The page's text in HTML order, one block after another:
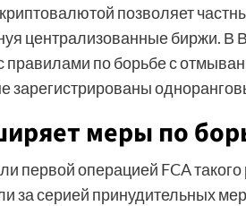
позволяет
централизованные биржи. В
правилами по борьбе с
зарегистрированы
меры по
первой операцией FCA
за серией принудительных